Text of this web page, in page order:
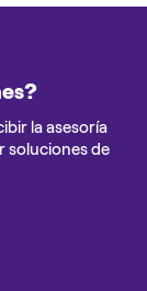
la asesoría
soluciones de